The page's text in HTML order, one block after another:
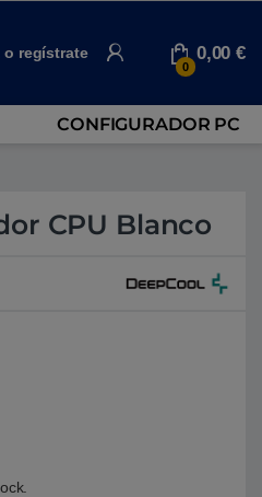
o regístrate
0
0,00€
CONFIGURADOR PC
CPU Blanco